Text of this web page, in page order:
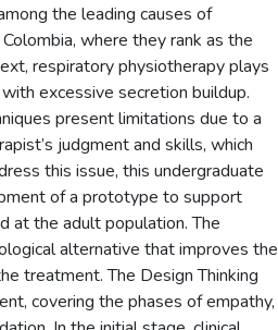
the leading causes of
where they rank as the
respiratory physiotherapy plays
excessive secretion buildup.
present limitations due to a
judgment and skills, which
this issue, this undergraduate
of a prototype to support
at the adult population. The
alternative that improves the
treatment. The Design Thinking
covering the phases of empathy,